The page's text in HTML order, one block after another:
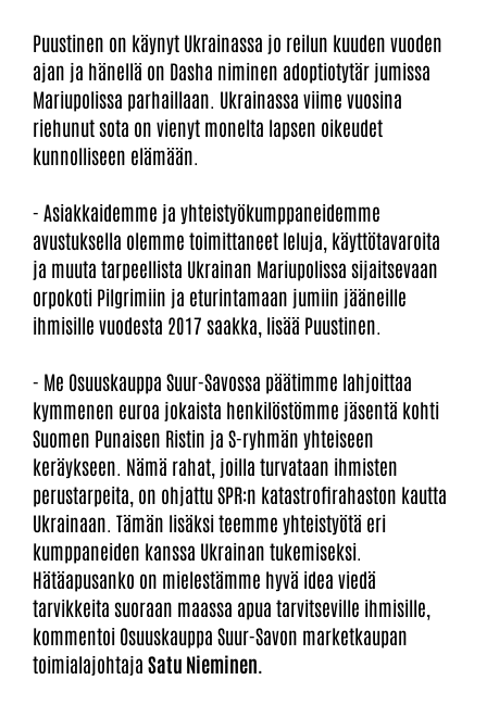
Puustinen on käynyt Ukrainassa jo reilun kuuden vuoden
ajan ja hänellä on Dasha niminen adoptiotytär jumissa
Mariupolissa parhaillaan. Ukrainassa viime vuosina
riehunut sota on vienyt monelta lapsen oikeudet
kunnolliseen elämään.
- Asiakkaidemme ja yhteistyökumppaneidemme
avustuksella olemme toimittaneet leluja, käyttötavaroita
ja muuta tarpeellista Ukrainan Mariupolissa sijaitsevaan
orpokoti Pilgrimiin ja eturintamaan jumiin jääneille
ihmisille vuodesta 2017 saakka, lisää Puustinen.
- Me Osuuskauppa Suur-Savossa päätimme lahjoittaa
kymmenen euroa jokaista henkilöstömme jäsentä kohti
Suomen Punaisen Ristin ja S-ryhmän yhteiseen
keräykseen. Nämä rahat, joilla turvataan ihmisten
perustarpeita, on ohjattu SPR:n katastrofirahaston kautta
Ukrainaan. Tämän lisäksi teemme yhteistyötä eri
kumppaneiden kanssa Ukrainan tukemiseksi.
Hätäapusanko on mielestämme hyvä idea viedä
tarvikkeita suoraan maassa apua tarvitseville ihmisille,
kommentoi Osuuskauppa Suur-Savon marketkaupan
toimialajohtaja Satu Nieminen.